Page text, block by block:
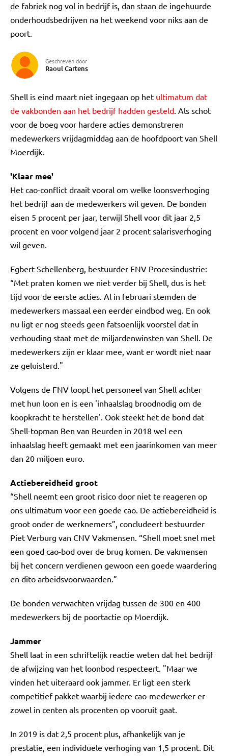
de fabriek nog vol in bedrijf is, dan staan de ingehuurde
onderhoudsbedrijven na het weekend voor niks aan de
poort.
Geschreven door
Raoul Cartens
Shell is eind maart niet ingegaan op het ultimatum dat
de vakbonden aan het bedrijf hadden gesteld. Als schot
voor de boeg voor hardere acties demonstreren
medewerkers vrijdagmiddag aan de hoofdpoort van Shell
Moerdijk.
'Klaar mee'
Het cao-conflict draait vooral om welke loonsverhoging
het bedrijf aan de medewerkers wil geven. De bonden
eisen 5 procent per jaar, terwijl Shell voor dit jaar 2,5
procent en voor volgend jaar 2 procent salarisverhoging
wil geven.
Egbert Schellenberg, bestuurder FNV Procesindustrie:
“Met praten komen we niet verder bij Shell, dus is het
tijd voor de eerste acties. Al in februari stemden de
medewerkers massaal een eerder eindbod weg. En ook
nu ligt er nog steeds geen fatsoenlijk voorstel dat in
verhouding staat met de miljardenwinsten van Shell. De
medewerkers zijn er klaar mee, want er wordt niet naar
ze geluisterd."
Volgens de FNV loopt het personeel van Shell achter
met hun loon en is een 'inhaalslag broodnodig om de
koopkracht te herstellen'. Ook steekt het de bond dat
Shell-topman Ben van Beurden in 2018 wel een
inhaalslag heeft gemaakt met een jaarinkomen van meer
dan 20 miljoen euro.
Actiebereidheid groot
“Shell neemt een groot risico door niet te reageren op
ons ultimatum voor een goede cao. De actiebereidheid is
groot onder de werknemers”, concludeert bestuurder
Piet Verburg van CNV Vakmensen. “Shell moet snel met
een goed cao-bod over de brug komen. De vakmensen
bij het concern verdienen gewoon een goede waardering
en dito arbeidsvoorwaarden.”
De bonden verwachten vrijdag tussen de 300 en 400
medewerkers bij de poortactie op Moerdijk.
Jammer
Shell laat in een schriftelijk reactie weten dat het bedrijf
de afwijzing van het loonbod respecteert. "Maar we
vinden het uiteraard ook jammer. Er ligt een sterk
competitief pakket waarbij iedere cao-medewerker er
zowel in centen als procenten op vooruit gaat.
In 2019 is dat 2,5 procent plus, afhankelijk van je
prestatie, een individuele verhoging van 1,5 procent. Dit